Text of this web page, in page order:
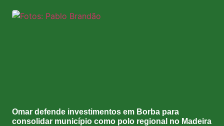
Omar defende investimentos em Borba para
consolidar município como polo regional no Madeira